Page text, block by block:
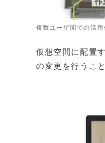
複数ユーザ間での活用
仮想空間に配置
の変更を行うこ